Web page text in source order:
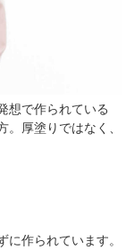
想で作られている
厚塗りではなく、
作られています。